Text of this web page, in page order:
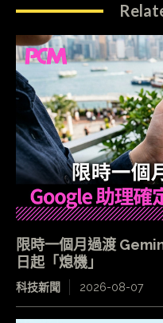
限時一個月過渡
日起「熄機」
科技新聞 2026-08-07